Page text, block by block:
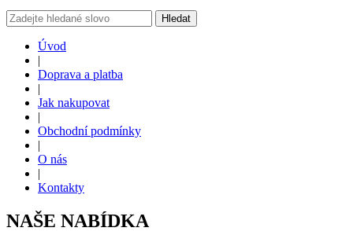
Hledat
Úvod
|
Doprava a platba
|
Jak nakupovat
|
Obchodní podmínky
|
O nás
|
Kontakty
NAŠE NABÍDKA